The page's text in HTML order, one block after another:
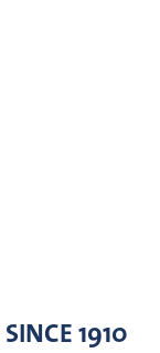
SINCE 1910